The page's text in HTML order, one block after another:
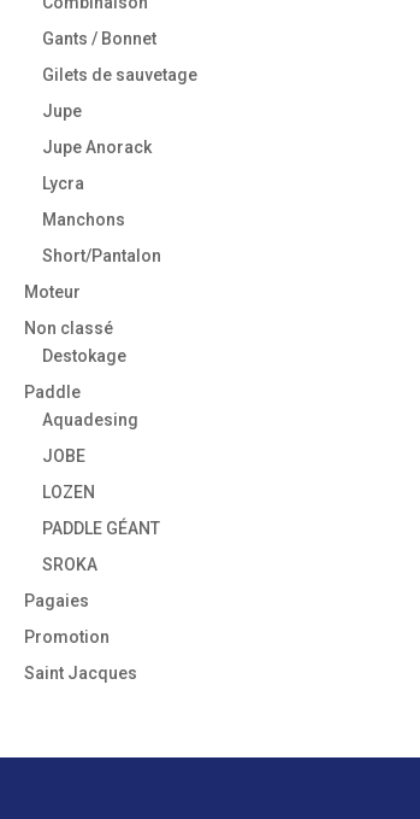
Gants / Bonnet
Gilets de sauvetage
Jupe
Jupe Anorack
Lycra
Manchons
Short/Pantalon
Moteur
Non classé
Destokage
Paddle
Aquadesing
JOBE
LOZEN
PADDLE GÉANT
SROKA
Pagaies
Promotion
Saint Jacques